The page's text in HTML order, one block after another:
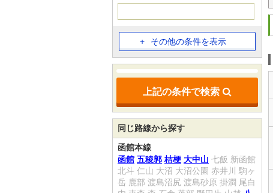
その他の条件を表示
上記の条件で検索
同じ路線から探す
函館本線
函館 五稜郭 桔梗 大中山 七飯 新函館
北斗 仁山 大沼 大沼公園 赤井川
駒ヶ
岳 鹿部 渡島沼尻 渡島砂原 掛澗 尾白